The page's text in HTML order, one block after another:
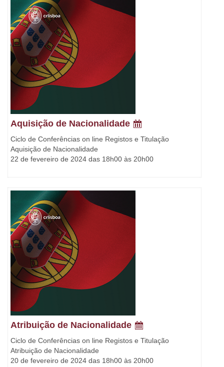
Aquisição de Nacionalidade
Ciclo de Conferências on line Registos e Titulação
Aquisição de Nacionalidade
22 de fevereiro de 2024 das 18h00 às 20h00
Atribuição de Nacionalidade
Ciclo de Conferências on line Registos e Titulação
Atribuição de Nacionalidade
20 de fevereiro de 2024 das 18h00 às 20h00